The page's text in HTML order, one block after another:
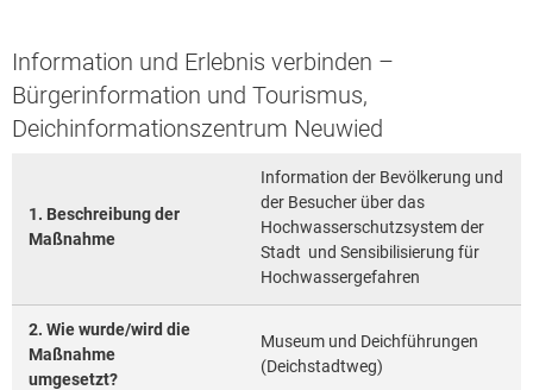
Information und Erlebnis verbinden –
Bürgerinformation und Tourismus,
Deichinformationszentrum Neuwied
1. Beschreibung der
Maßnahme
Information der Bevölkerung und
der Besucher über das
Hochwasserschutzsystem der
Stadt und Sensibilisierung für
Hochwassergefahren
2. Wie wurde/wird die
Maßnahme
umgesetzt?
Museum und Deichführungen
(Deichstadtweg)